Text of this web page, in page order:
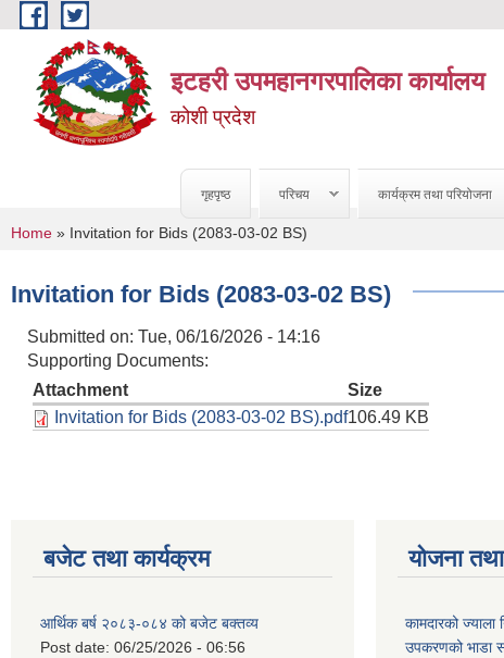
Skip to main content
इटहरी उपमहानगरपालिका कार्यालय
कोशी प्रदेश
गृहपृष्ठ परिचय कार्यक्रम तथा परियोजना
You are here
Home » Invitation for Bids (2083-03-02 BS)
Invitation for Bids (2083-03-02 BS)
Submitted on: Tue, 06/16/2026 - 14:16
Supporting Documents:
Attachment
Size
Invitation for Bids (2083-03-02 BS).pdf106.49 KB
बजेट तथा कार्यक्रम
आर्थिक बर्ष २०८३-०८४ को बजेट बक्तव्य
Post date: 06/25/2026 - 06:56
योजना
कामदारको ज्याला
उपकरणको भाडा